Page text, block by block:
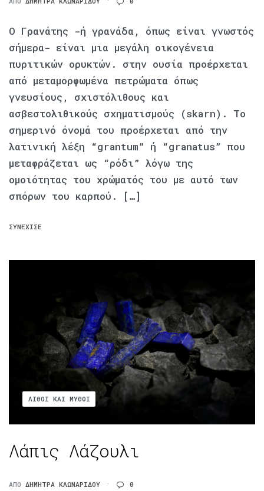
Ο Γρανάτης -ή γρανάδα, όπως είναι γνωστός
σήμερα- είναι μια μεγάλη οικογένεια
πυριτικών ορυκτών. στην ουσία προέρχεται
από μεταμορφωμένα πετρώματα όπως
γνευσίους, σχιστόλιθους και
ασβεστολιθικούς σχηματισμούς (skarn). Το
σημερινό όνομά του προέρχεται από την
λατινική λέξη “grantum” ή “granatus” που
μεταφράζεται ως “ρόδι” λόγω της
ομοιότητας του χρώματός του με αυτό των
σπόρων του καρπού. […]
ΣΥΝΈΧΙΣΕ
ΛΊΘΟΙ ΚΑΙ ΜΎΘΟΙ
Λάπις Λάζουλι
ΑΠΌ ΔΉΜΗΤΡΑ ΚΛΩΝΑΡΊΔΟΥ 0